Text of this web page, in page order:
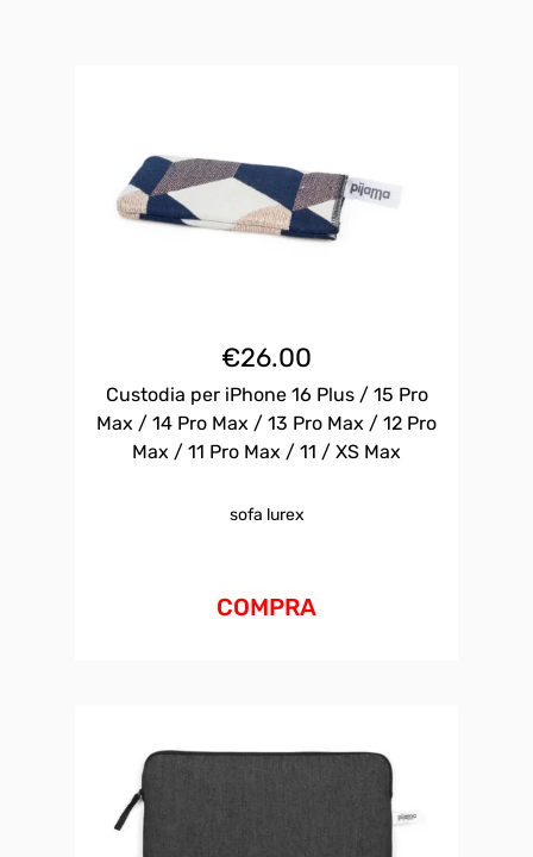
€26.00
Custodia per iPhone 16 Plus / 15 Pro
Max / 14 Pro Max / 13 Pro Max / 12 Pro
Max / 11 Pro Max / 11 / XS Max
sofa lurex
COMPRA